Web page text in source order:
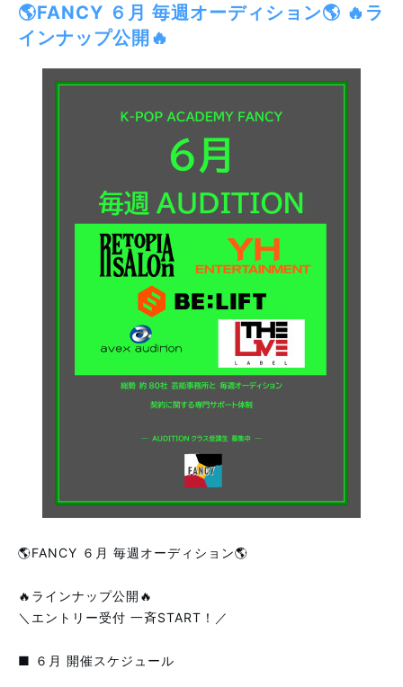
🌎FANCY ６月 毎週オーディション🌎 🔥ラ
インナップ公開🔥
🌎FANCY ６月 毎週オーディション🌎
🔥ラインナップ公開🔥
＼エントリー受付 一斉START！／
■ ６月 開催スケジュール